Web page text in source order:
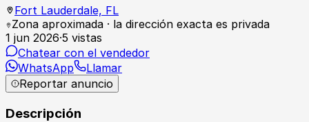
Fort Lauderdale, FL
Zona aproximada · la dirección exacta es privada
1 jun 2026·5 vistas
Chatear con el vendedor
WhatsApp
Llamar
Reportar anuncio
Descripción